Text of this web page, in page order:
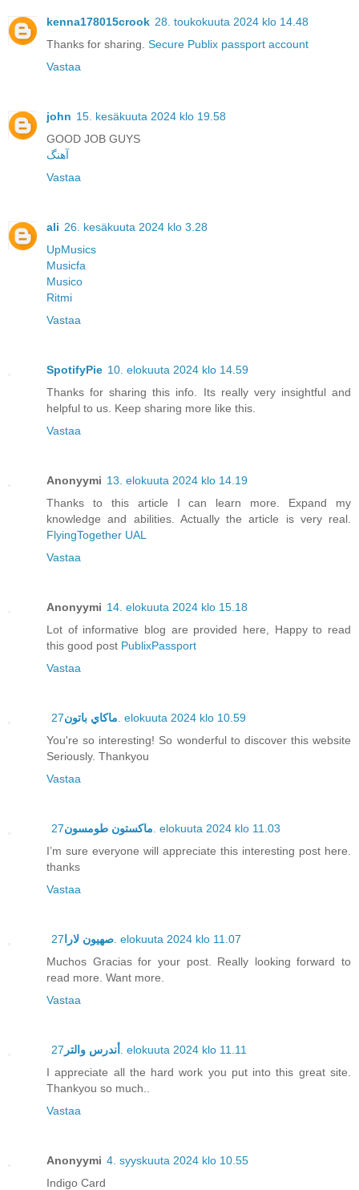
kenna178015crook 28. toukokuuta 2024 klo 14.48
Thanks for sharing. Secure Publix passport account
Vastaa
john 15. kesäkuuta 2024 klo 19.58
GOOD JOB GUYS
آهنگ
Vastaa
ali 26. kesäkuuta 2024 klo 3.28
UpMusics
Musicfa
Musico
Ritmi
Vastaa
SpotifyPie 10. elokuuta 2024 klo 14.59
Thanks for sharing this info. Its really very insightful and
helpful to us. Keep sharing more like this.
Vastaa
Anonyymi 13. elokuuta 2024 klo 14.19
Thanks to this article I can learn more. Expand my
knowledge and abilities. Actually the article is very real.
FlyingTogether UAL
Vastaa
Anonyymi 14. elokuuta 2024 klo 15.18
Lot of informative blog are provided here, Happy to read
this good post PublixPassport
Vastaa
ماكاي باتون 27. elokuuta 2024 klo 10.59
You're so interesting! So wonderful to discover this website
Seriously. Thankyou
Vastaa
ماكستون طومسون 27. elokuuta 2024 klo 11.03
I’m sure everyone will appreciate this interesting post here.
thanks
Vastaa
صهيون لارا 27. elokuuta 2024 klo 11.07
Muchos Gracias for your post. Really looking forward to
read more. Want more.
Vastaa
أندرس والتر
27. elokuuta 2024 klo 11.11
I appreciate all the hard work you put into this great site.
Thankyou so much..
Vastaa
Anonyymi 4. syyskuuta 2024 klo 10.55
Indigo Card